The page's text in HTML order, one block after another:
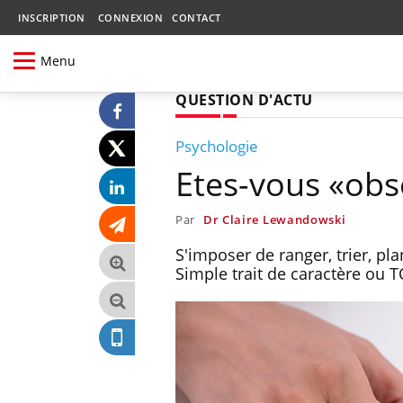
INSCRIPTION CONNEXION CONTACT
Menu
QUESTION D'ACTU
Psychologie
Etes-vous
Par Dr Claire Lewandowski
S'imposer de ranger, trier,
Simple trait de caractère ou